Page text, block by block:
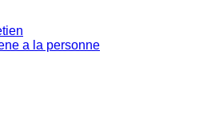
a la personne